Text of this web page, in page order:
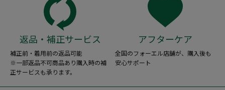
返品・補正サービス
補正前・着用前の返品可能
※一部返品不可商品あり購入時の補
正サービスも承ります。
アフターケア
全国のフォーエル店舗が、購入後も
安心サポート